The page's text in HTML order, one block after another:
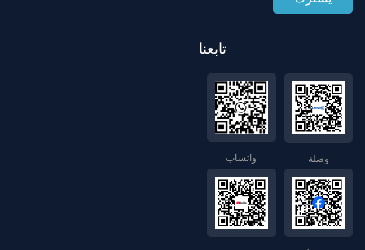
تابعنا
واتساب وصلة